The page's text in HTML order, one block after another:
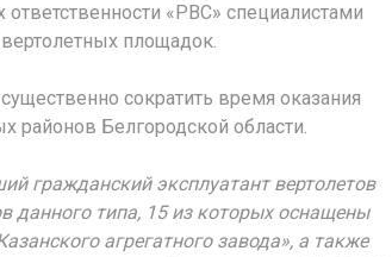
«РВС» специалистами
площадок.
сократить время оказания
районов Белгородской области.
гражданский эксплуатант вертолетов
данного типа, 15 из которых оснащены
агрегатного завода», а также